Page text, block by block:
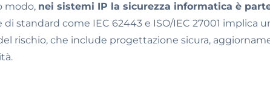
modo, nei sistemi IP la sicurezza informatica è
di standard come IEC 62443 e ISO/IEC 27001 implica
rischio, che include progettazione sicura,